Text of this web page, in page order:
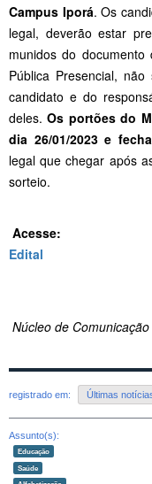
Campus Iporá. Os
legal, deverão estar
munidos do
Pública Presencial,
candidato e do
deles.Os portões do
dia 26/01/2023 e
legal que chegar após
sorteio.
Acesse:
Edital
Núcleo de
registrado em: Últimas
Assunto(s):
Educação
Saúde